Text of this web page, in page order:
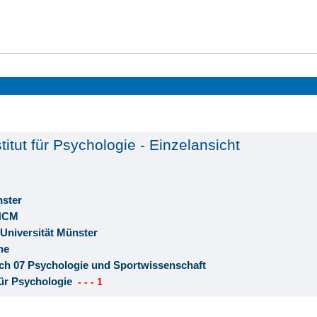
für Psychologie - Einzelansicht
Münster
07 Psychologie und Sportwissenschaft
Psychologie - - - 1